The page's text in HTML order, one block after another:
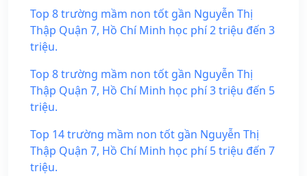
Top 8 trường mầm non tốt gần Nguyễn Thị
Thập Quận 7, Hồ Chí Minh học phí 2 triệu đến 3
triệu.
Top 8 trường mầm non tốt gần Nguyễn Thị
Thập Quận 7, Hồ Chí Minh học phí 3 triệu đến 5
triệu.
Top 14 trường mầm non tốt gần Nguyễn Thị
Thập Quận 7, Hồ Chí Minh học phí 5 triệu đến 7
triệu.